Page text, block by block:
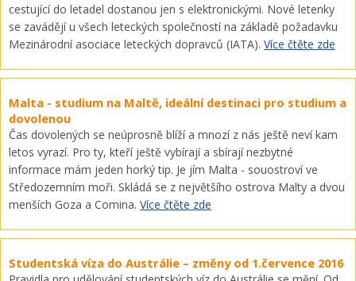
cestující do letadel dostanou jen s elektronickými. Nové letenky
se zavádějí u všech leteckých společností na základě požadavku
Mezinárodní asociace leteckých dopravců (IATA). Více čtěte zde
Malta - studium na Maltě, ideální destinaci pro studium a
dovolenou
Čas dovolených se neúprosně blíží a mnozí z nás ještě neví kam
letos vyrazí. Pro ty, kteří ještě vybírají a sbírají nezbytné
informace mám jeden horký tip. Je jím Malta - souostroví ve
Středozemním moři. Skládá se z největšího ostrova Malty a dvou
menších Goza a Comina. Více čtěte zde
Studentská víza do Austrálie – změny od 1.července 2016